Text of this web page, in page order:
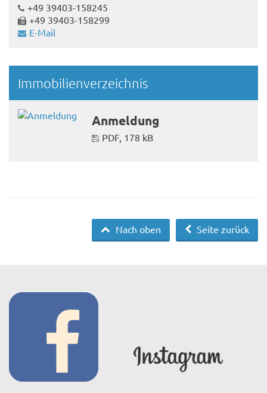
+49 39403-158245
+49 39403-158299
E-Mail
Immobilienverzeichnis
Anmeldung
PDF, 178 kB
Seite zurück
Nach oben